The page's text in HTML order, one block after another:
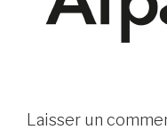
Laisser un